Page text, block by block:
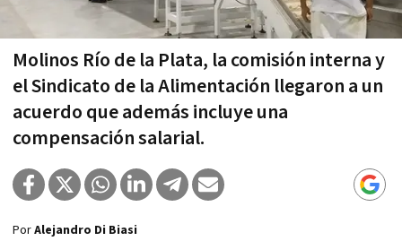
Molinos Río de la Plata, la comisión interna y
el Sindicato de la Alimentación llegaron a un
acuerdo que además incluye una
compensación salarial.
PorAlejandro Di Biasi